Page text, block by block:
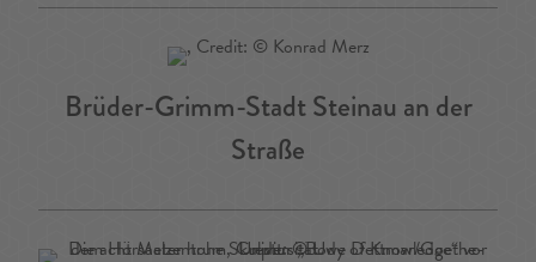
Brüder-Grimm-Stadt Steinau an der
Straße